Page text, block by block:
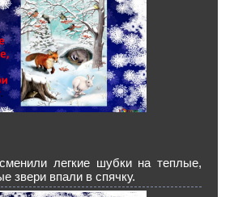
легкие шубки на теплые,
звери впали в спячку.